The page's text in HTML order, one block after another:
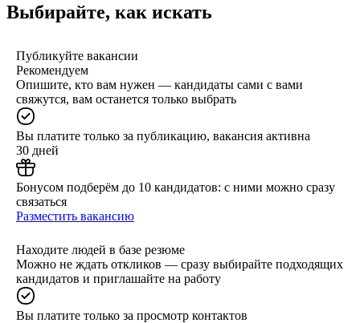
Выбирайте, как искать
Публикуйте вакансии
Рекомендуем
Опишите, кто вам нужен — кандидаты сами с вами
свяжутся, вам останется только выбрать
Вы платите только за публикацию, вакансия активна
30 дней
Бонусом подберём до 10 кандидатов: с ними можно сразу
связаться
Разместить вакансию
Находите людей в базе резюме
Можно не ждать откликов — сразу выбирайте подходящих
кандидатов и приглашайте на работу
Вы платите только за просмотр контактов